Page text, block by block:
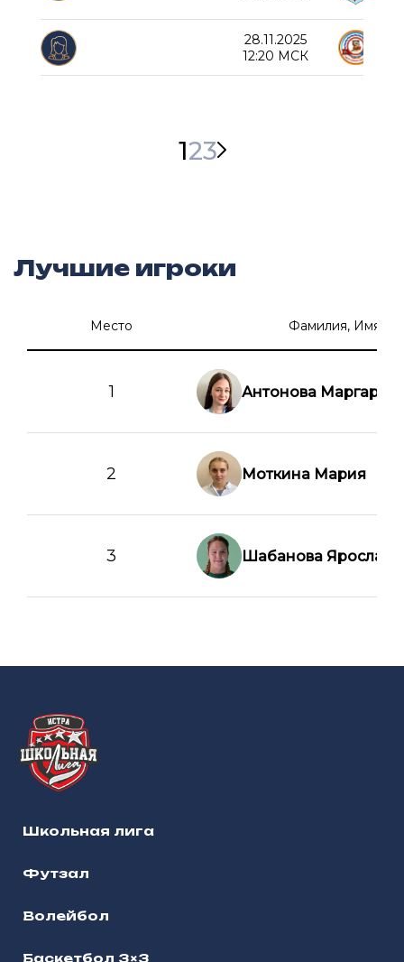
28.11.2025
12:20 МСК
123
Лучшие игроки
Место Фамилия, Имя
1 Антонова Маргарита
2 Моткина Мария
3 Шабанова Ярослава
Школьная лига
Футзал
Волейбол
Баскетбол 3×3